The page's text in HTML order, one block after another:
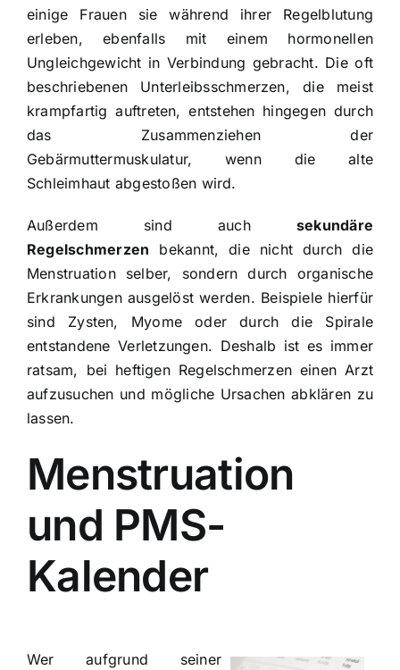
einige Frauen sie während ihrer Regelblutung
erleben, ebenfalls mit einem hormonellen
Ungleichgewicht in Verbindung gebracht. Die oft
beschriebenen Unterleibsschmerzen, die meist
krampfartig auftreten, entstehen hingegen durch
das Zusammenziehen der
Gebärmuttermuskulatur, wenn die alte
Schleimhaut abgestoßen wird.
Außerdem sind auch sekundäre
Regelschmerzen bekannt, die nicht durch die
Menstruation selber, sondern durch organische
Erkrankungen ausgelöst werden. Beispiele hierfür
sind Zysten, Myome oder durch die Spirale
entstandene Verletzungen. Deshalb ist es immer
ratsam, bei heftigen Regelschmerzen einen Arzt
aufzusuchen und mögliche Ursachen abklären zu
lassen.
Menstruation
und PMS-
Kalender
Wer aufgrund seiner